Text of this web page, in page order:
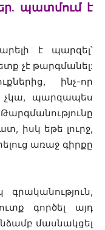
պատմում է
է պարզել՝
չէ թարգմանել:
ինչ-որ
չկա, պարզապես
իսկ եթե լուրջ,
առաջ գիրքը
գործել այդ
մասնակցել